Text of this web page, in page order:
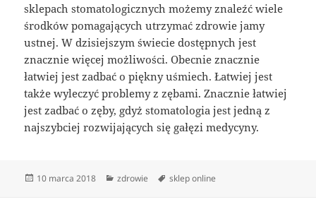
sklepach stomatologicznych możemy znaleźć wiele
środków pomagających utrzymać zdrowie jamy
ustnej. W dzisiejszym świecie dostępnych jest
znacznie więcej możliwości. Obecnie znacznie
łatwiej jest zadbać o piękny uśmiech. Łatwiej jest
także wyleczyć problemy z zębami. Znacznie łatwiej
jest zadbać o zęby, gdyż stomatologia jest jedną z
najszybciej rozwijających się gałęzi medycyny.
Data
10 marca 2018 Kategorie
zdrowie Tagi
sklep online